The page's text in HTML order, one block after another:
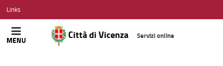
CITTÀ
DI
VICENZA
Links
Città di Vicenza Servizi online
MENU